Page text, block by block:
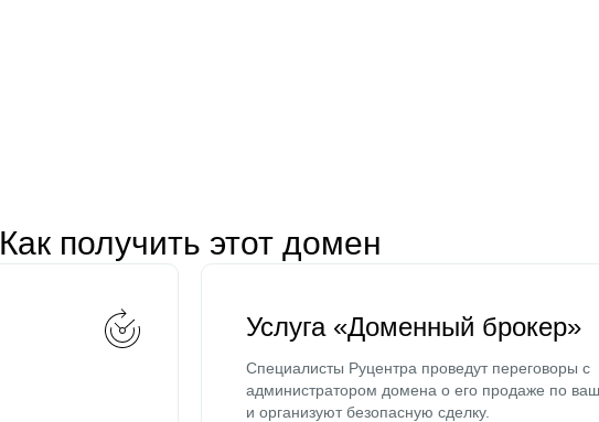
Как получить этот домен
Услуга «Доменный брокер»
Специалисты Руцентра проведут переговоры с
администратором домена о его продаже по
и организуют безопасную сделку.